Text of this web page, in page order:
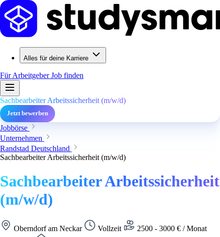
Alles für deine Karriere
Für ArbeitgeberJob finden
Sachbearbeiter Arbeitssicherheit (m/w/d)
Jetzt bewerben
Jobbörse
Unternehmen
Randstad Deutschland
Sachbearbeiter Arbeitssicherheit (m/w/d)
Sachbearbeiter Arbeitssicherheit
(m/w/d)
Oberndorf am Neckar Vollzeit
2500 - 3000 € / Monat